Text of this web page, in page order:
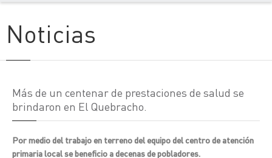
Noticias
Más de un centenar de prestaciones de salud se
brindaron en El Quebracho.
Por medio del trabajo en terreno del equipo del centro de atención
primaria local se beneficio a decenas de pobladores.